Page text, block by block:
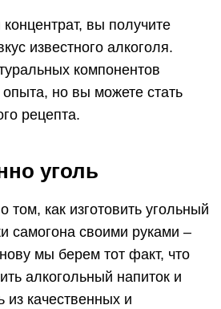
вы получите
известного алкоголя.
компонентов
но вы можете стать
рецепта.
уголь
том, как изготовить угольный
самогона своими руками –
мы берем тот факт, что
алкогольный напиток и
из качественных и